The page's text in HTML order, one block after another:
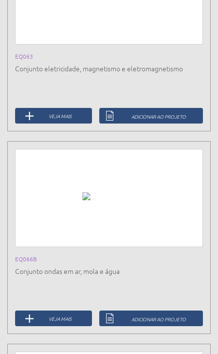
EQ063
Conjunto eletricidade, magnetismo e eletromagnetismo
VEJA MAIS ADICIONAR AO PROJETO
EQ066B
Conjunto ondas em ar, mola e água
VEJA MAIS ADICIONAR AO PROJETO